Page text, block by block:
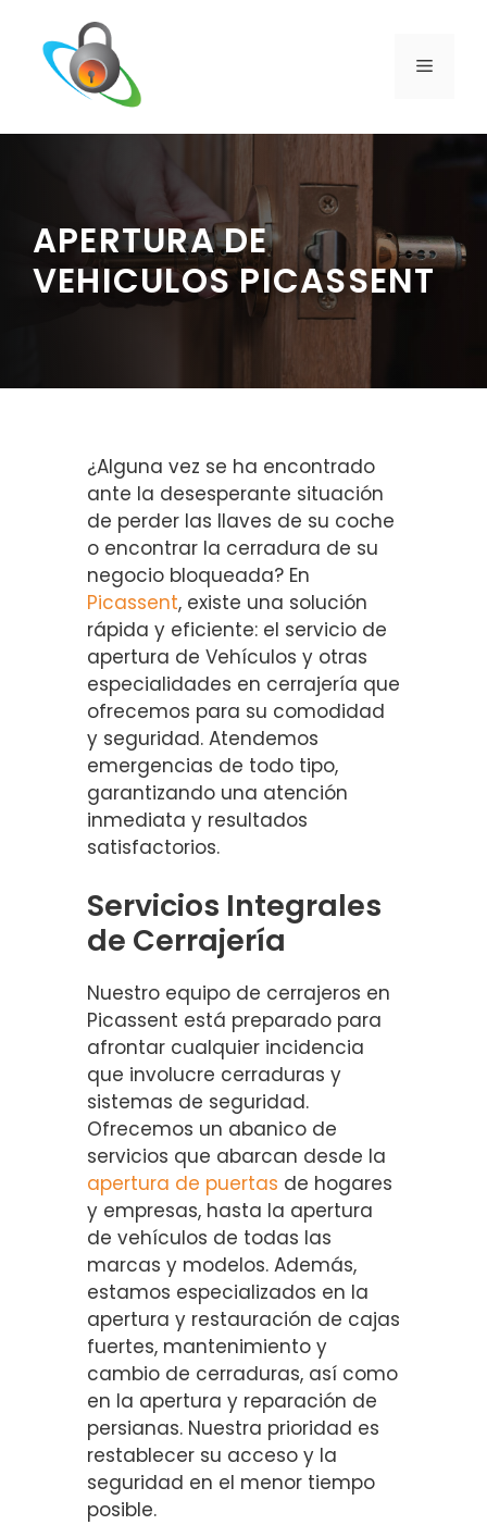
contenido
MENÚ
APERTURA DE
VEHICULOS PICASSENT
¿Alguna vez se ha encontrado
ante la desesperante situación
de perder las llaves de su coche
o encontrar la cerradura de su
negocio bloqueada? En
Picassent, existe una solución
rápida y eficiente: el servicio de
apertura de Vehículos y otras
especialidades en cerrajería que
ofrecemos para su comodidad
y seguridad. Atendemos
emergencias de todo tipo,
garantizando una atención
inmediata y resultados
satisfactorios.
Servicios Integrales
de Cerrajería
Nuestro equipo de cerrajeros en
Picassent está preparado para
afrontar cualquier incidencia
que involucre cerraduras y
sistemas de seguridad.
Ofrecemos un abanico de
servicios que abarcan desde la
apertura de puertas de hogares
y empresas, hasta la apertura
de vehículos de todas las
marcas y modelos. Además,
estamos especializados en la
apertura y restauración de cajas
fuertes, mantenimiento y
cambio de cerraduras, así como
en la apertura y reparación de
persianas. Nuestra prioridad es
restablecer su acceso y la
seguridad en el menor tiempo
posible.